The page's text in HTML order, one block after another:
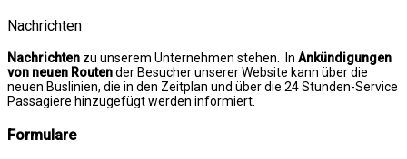
Nachrichten
Nachrichten zu unserem Unternehmen stehen. In Ankündigungen
von neuen Routender Besucher unserer Website kann über die
neuen Buslinien, die in den Zeitplan und über die 24 Stunden-Service
Passagiere hinzugefügt werden informiert.
Formulare